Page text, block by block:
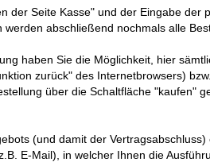
der Seite Kasse" und der Eingabe
werden abschließend nochmals alle
haben Sie die Möglichkeit, hier
zurück" des Internetbrowsers)
über die Schaltfläche "kaufen"
(und damit der
E-Mail), in welcher Ihnen die